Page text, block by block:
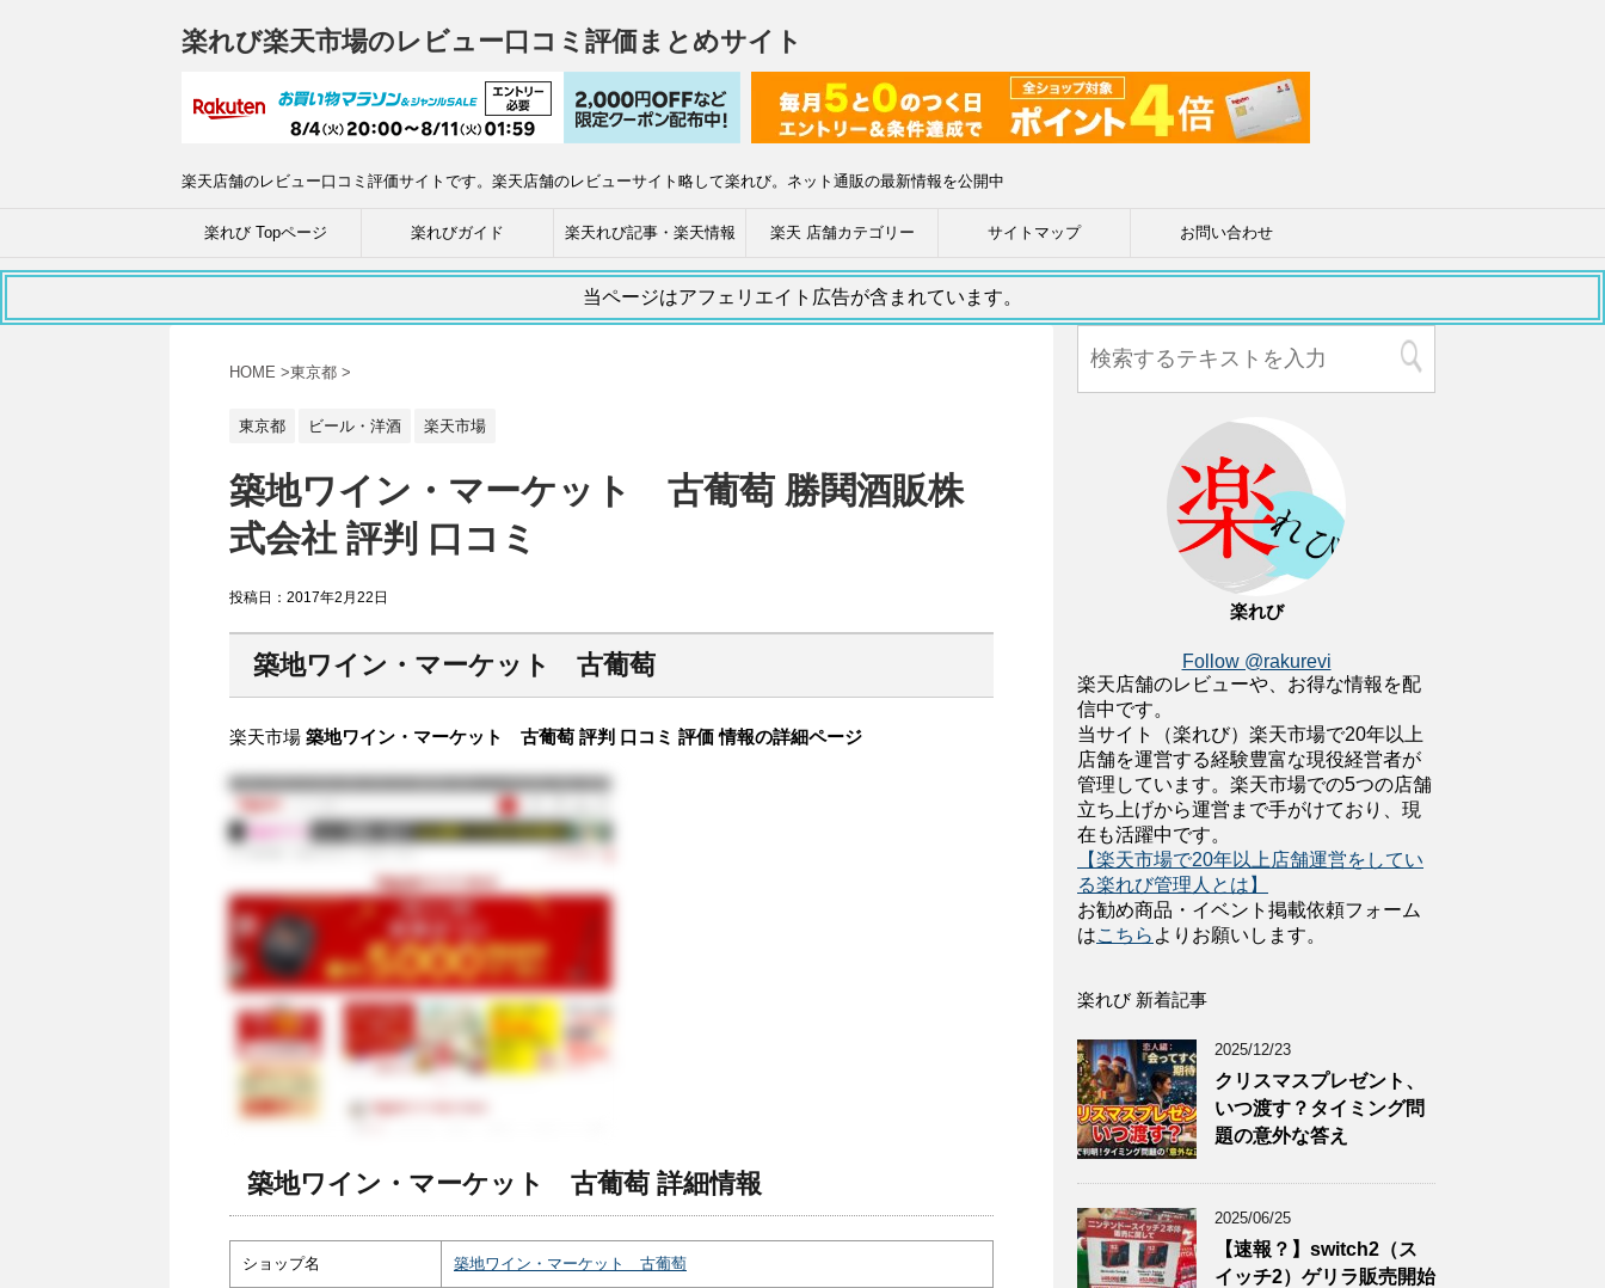
楽れび楽天市場のレビュー口コミ評価まとめサイト
楽天店舗のレビュー口コミ評価サイトです。楽天店舗のレビューサイト略して楽れび。ネット通販の最新情報を公開中
楽れび Topページ 楽れびガイド 楽天れび記事・楽天情報 楽天 店舗カテゴリー サイトマップ お問い合わせ
当ページはアフェリエイト広告が含まれています。
HOME >東京都 >
東京都 ビール・洋酒 楽天市場
築地ワイン・マーケット 古葡萄 勝鬨酒販株
式会社 評判 口コミ
投稿日： 2017年2月22日
築地ワイン・マーケット 古葡萄
楽天市場 築地ワイン・マーケット 古葡萄 評判 口コミ 評価 情報の詳細ページ
築地ワイン・マーケット 古葡萄 詳細情報
ショップ名 築地ワイン・マーケット 古葡萄
楽れび
Follow @rakurevi
楽天店舗のレビューや、お得な情報を配
信中です。
当サイト（楽れび）楽天市場で20年以上
店舗を運営する経験豊富な現役経営者が
管理しています。楽天市場での5つの店舗
立ち上げから運営まで手がけており、現
在も活躍中です。
【楽天市場で20年以上店舗運営をしてい
る楽れび管理人とは】
お勧め商品・イベント掲載依頼フォーム
はこちら よりお願いします。
楽れび 新着記事
2025/12/23
クリスマスプレゼント、
いつ渡す？タイミング問
題の意外な答え
2025/06/25
【速報？】switch2（ス
イッチ2）ゲリラ販売開始